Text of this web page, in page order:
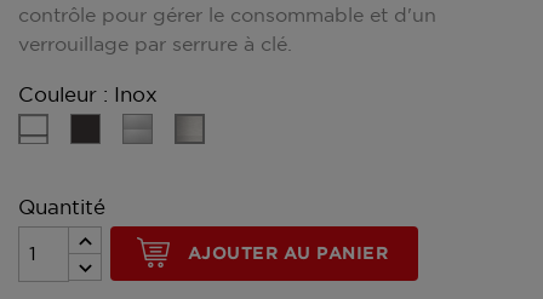
contrôle pour gérer le consommable et d'un
verrouillage par serrure à clé.
Couleur : Inox
Manganèse
métal
Quantité
AJOUTER AU PANIER